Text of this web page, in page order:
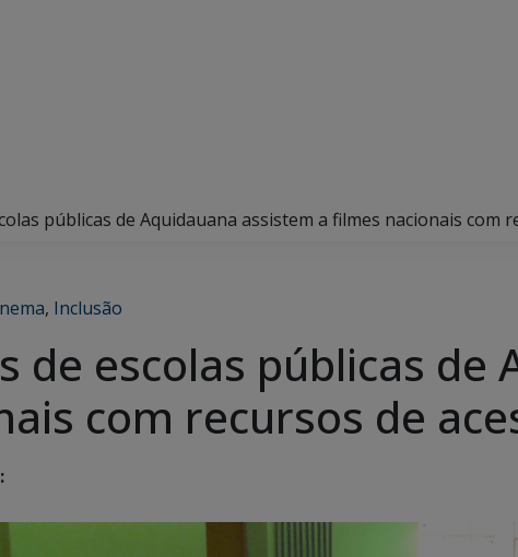
públicas de Aquidauana assistem a filmes nacionais com
, Inclusão
de escolas públicas
com recursos de